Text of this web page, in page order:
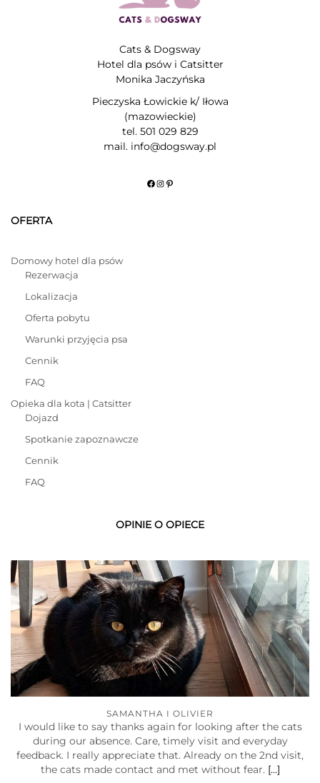
Cats & Dogsway
Hotel dla psów i Catsitter
Monika Jaczyńska
Pieczyska Łowickie k/ Iłowa
(mazowieckie)
tel. 501 029 829
mail. info@dogsway.pl
Facebook
Instagram
Pinterest
OFERTA
Domowy hotel dla psów
Rezerwacja
Lokalizacja
Oferta pobytu
Warunki przyjęcia psa
Cennik
FAQ
Opieka dla kota | Catsitter
Dojazd
Spotkanie zapoznawcze
Cennik
FAQ
OPINIE O OPIECE
SAMANTHA I OLIVIER
I would like to say thanks again for looking after the cats
during our absence. Care, timely visit and everyday
feedback. I really appreciate that. Already on the 2nd visit,
the cats made contact and met without fear. […]